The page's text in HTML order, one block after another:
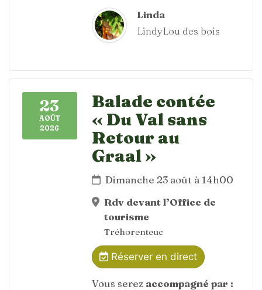
Linda
LindyLou des bois
23
AOÛT
2026
Balade contée
« Du Val sans
Retour au
Graal »
Dimanche 23 août à 14h00
Rdv devant l’Office de
tourisme
Tréhorenteuc
Réserver en direct
Vous serez accompagné par :